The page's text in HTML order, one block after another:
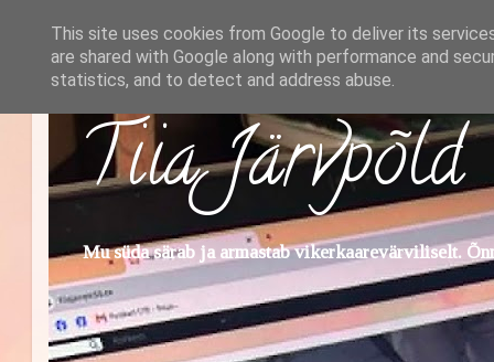
Tiia Järvpõld
Mu süda särab ja armastab vikerkaarevärviliselt.
This site uses cookies from Google to deliver its
are shared with Google along with performance and
statistics, and to detect and address abuse.